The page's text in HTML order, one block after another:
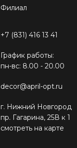
Филиал
+7 (831) 416 13 41
График работы:
пн-вс: 8.00 - 20.00
decor@april-opt.ru
г. Нижний Новгород
пр. Гагарина, 25В к 1
смотреть на карте